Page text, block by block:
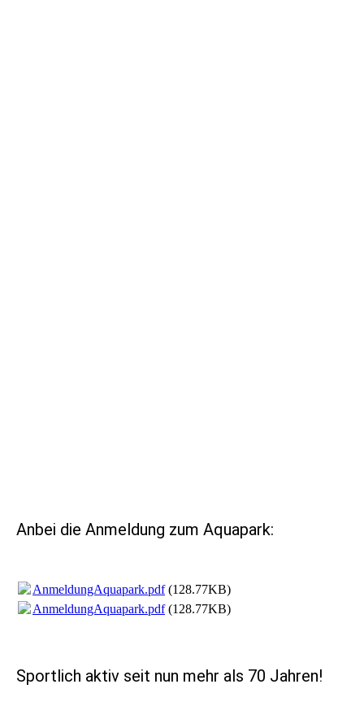
Anbei die Anmeldung zum Aquapark:
AnmeldungAquapark.pdf(128.77KB)
AnmeldungAquapark.pdf(128.77KB)
Sportlich aktiv seit nun mehr als 70 Jahren!